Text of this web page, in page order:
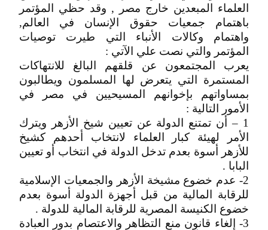
العلماء المبعدين خارج مصر , وقد حظي المؤتمر
باهتمام جمعيات حقوق الإنسان في العالم,
واهتمام وكالات الأنباء التي طيرت توصيات
المؤتمر والتي نصت علي الآتي :
يعرب المجتمعون عن قلقهم البالغ للانتهاكات
المستمرة التي يتعرض لها المسلمون ويطالبون
بمساواتهم بإخوانهم المسيحيين في مصر في
الأمور التالية :
1 – أن تمتنع الدولة عن تعيين شيخ الأزهر ويترك
الأمر لهيئة كبار العلماء لانتخاب أحدهم كشيخ
للأزهر أسوة بعدم تدخل الدولة في انتخاب أو تعيين
البابا .
2- عدم خضوع مشيخة الأزهر والجمعيات الإسلامية
للرقابة المالية من قبل أجهزة الدولة أسوة بعدم
خضوع الكنيسة المصرية للرقابة المالية للدولة .
3- إلغاء قانون منع التظاهر والاعتصام بدور العبادة